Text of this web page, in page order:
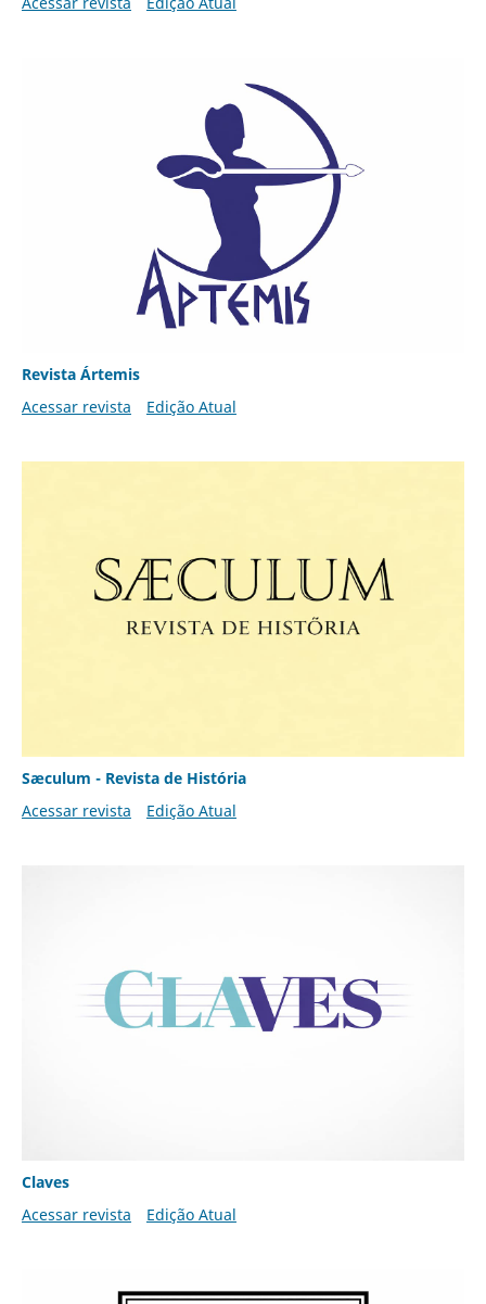
Revista Ártemis
Acessar revista
Edição Atual
Sæculum - Revista de História
Acessar revista
Edição Atual
Claves
Acessar revista
Edição Atual